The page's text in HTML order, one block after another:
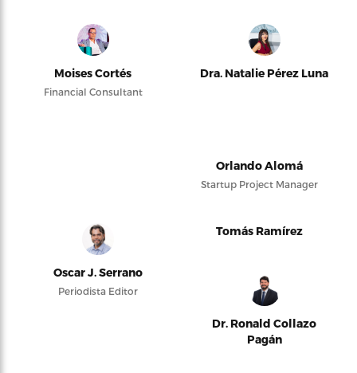
Moises Cortés
Financial Consultant
Dra. Natalie Pérez Luna
Orlando Alomá
Startup Project Manager
Oscar J. Serrano
Periodista Editor
Tomás Ramírez
Dr. Ronald Collazo
Pagán